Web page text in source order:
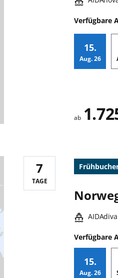
Verfügbare
15.
Aug. 26
ab
Schiff:
AIDAdiva
Verfügbare
15.
Aug. 26
Reisedauer:
7
TAGE